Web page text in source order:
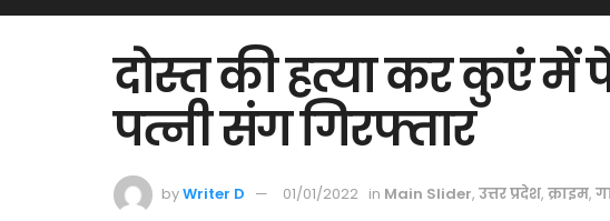
दोस्त की हत्या कर कुएं
पत्नी संग गिरफ्तार
byWriter D 01/01/2022 in Main Slider, उत्तर प्रदेश, क्राइम,